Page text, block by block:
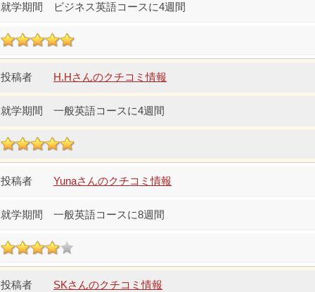
ビジネス英語コースに4週間
H.Hさんのクチコミ情報
一般英語コースに4週間
Yunaさんのクチコミ情報
一般英語コースに8週間
SKさんのクチコミ情報